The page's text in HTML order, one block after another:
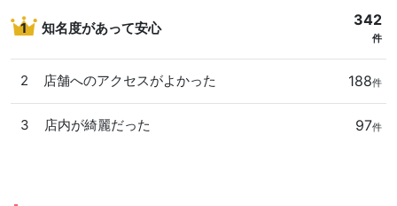
1 知名度があって安心 342
件
2 店舗へのアクセスがよかった 188件
3 店内が綺麗だった 97件